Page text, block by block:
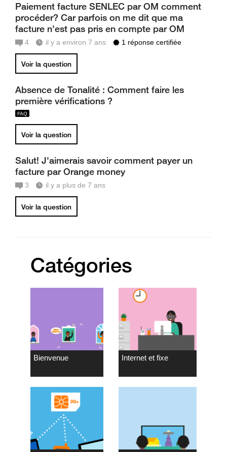
Paiement facture SENLEC par OM comment
procéder? Car parfois on me dit que ma
facture n'est pas pris en compte par OM
4 il y a environ 7 ans 1 réponse certifiée
Voir la question
Absence de Tonalité : Comment faire les
première vérifications ?
Voir la question
Salut! J'aimerais savoir comment payer un
facture par Orange money
3 il y a plus de 7 ans
Voir la question
Catégories
Bienvenue Internet et fixe